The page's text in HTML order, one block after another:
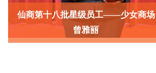
仙商第十八批星级员工——少女商场
曾雅丽